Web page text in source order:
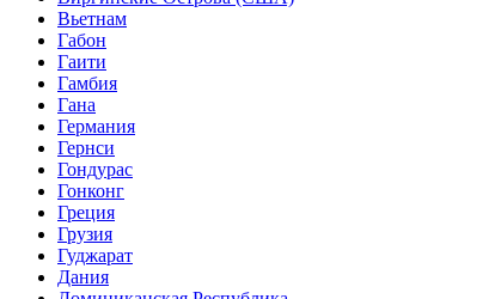
Вьетнам
Габон
Гаити
Гамбия
Гана
Германия
Гернси
Гондурас
Гонконг
Греция
Грузия
Гуджарат
Дания